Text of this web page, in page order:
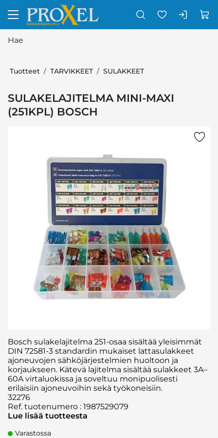
Siirry pääsisältöön
Tuotteet TARVIKKEET SULAKKEET
SULAKELAJITELMA MINI-MAXI
(251KPL) BOSCH
Bosch sulakelajitelma 251-osaa sisältää yleisimmät
DIN 72581-3 standardin mukaiset lattasulakkeet
ajoneuvojen sähköjärjestelmien huoltoon ja
korjaukseen. Kätevä lajitelma sisältää sulakkeet 3A–
60A virtaluokissa ja soveltuu monipuolisesti
erilaisiin ajoneuvoihin sekä työkoneisiin.
32276
Ref. tuotenumero : 1987529079
Lue lisää tuotteesta
Varastossa